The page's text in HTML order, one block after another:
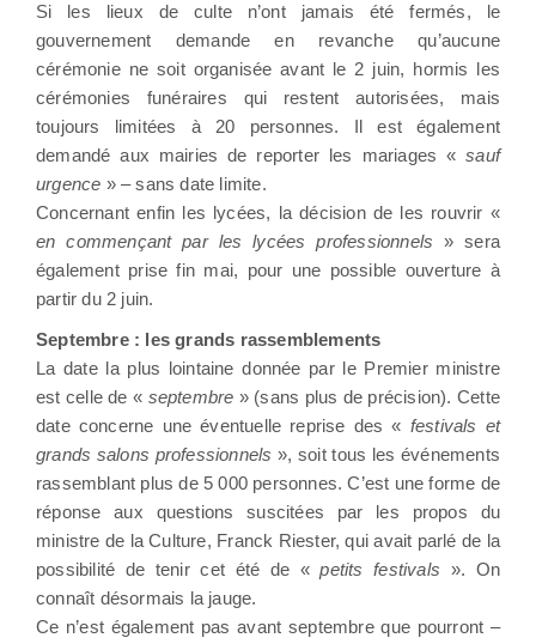
Si les lieux de culte n’ont jamais été fermés, le
gouvernement demande en revanche qu’aucune
cérémonie ne soit organisée avant le 2 juin, hormis les
cérémonies funéraires qui restent autorisées, mais
toujours limitées à 20 personnes. Il est également
demandé aux mairies de reporter les mariages «sauf
urgence » – sans date limite.
Concernant enfin les lycées, la décision de les rouvrir «
en commençant par les lycées professionnels » sera
également prise fin mai, pour une possible ouverture à
partir du 2 juin.
Septembre : les grands rassemblements
La date la plus lointaine donnée par le Premier ministre
est celle de « septembre » (sans plus de précision). Cette
date concerne une éventuelle reprise des « festivals et
grands salons professionnels », soit tous les événements
rassemblant plus de 5 000 personnes. C’est une forme de
réponse aux questions suscitées par les propos du
ministre de la Culture, Franck Riester, qui avait parlé de la
possibilité de tenir cet été de «petits festivals ». On
connaît désormais la jauge.
Ce n’est également pas avant septembre que pourront –